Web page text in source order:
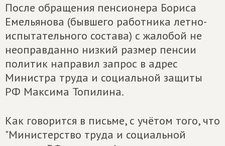
После обращения пенсионера Бориса
Емельянова (бывшего работника летно-
испытательного состава) с жалобой не
неоправданно низкий размер пенсии
политик направил запрос в адрес
Министра труда и социальной защиты
РФ Максима Топилина.
Как говорится в письме, с учётом того, что
"Министерство труда и социальной